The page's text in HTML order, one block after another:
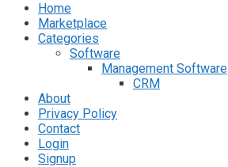
Home
Marketplace
Categories
Software
Management Software
CRM
About
Privacy Policy
Contact
Login
Signup